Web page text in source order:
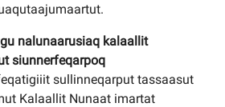
nalunaarusiaq kalaallit
siunnerfeqarpoq
sullinneqarput tassaasut
Kalaallit Nunaat imartat